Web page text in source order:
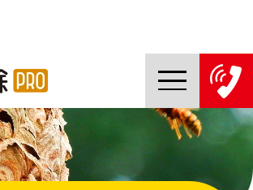
TOP
蜂の巣駆除PROについて
蜂の巣駆除ご依頼の流れ